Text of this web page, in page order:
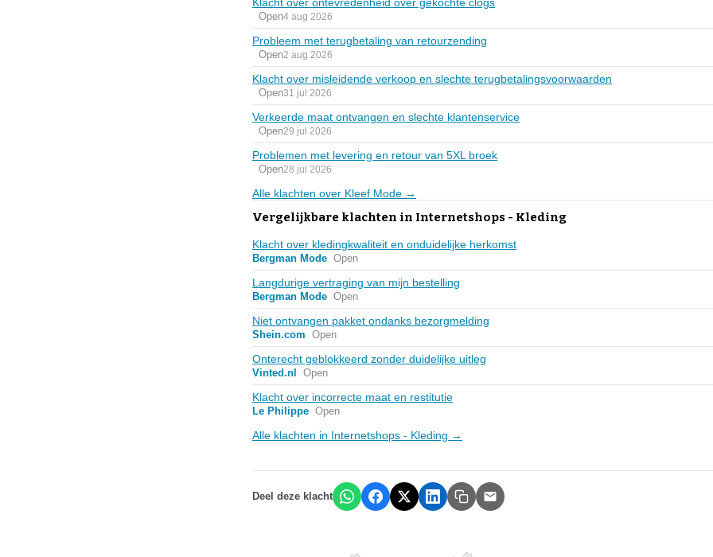
Open4 aug 2026
Probleem met terugbetaling van retourzending
Open2 aug 2026
Klacht over misleidende verkoop en slechte terugbetalingsvoorwaarden
Open31 jul 2026
Verkeerde maat ontvangen en slechte klantenservice
Open29 jul 2026
Problemen met levering en retour van 5XL broek
Open28 jul 2026
Alle klachten over Kleef Mode →
Vergelijkbare klachten in Internetshops - Kleding
Klacht over kledingkwaliteit en onduidelijke herkomst
Bergman Mode Open
Langdurige vertraging van mijn bestelling
Bergman Mode Open
Niet ontvangen pakket ondanks bezorgmelding
Shein.com Open
Onterecht geblokkeerd zonder duidelijke uitleg
Vinted.nl Open
Klacht over incorrecte maat en restitutie
Le Philippe Open
Alle klachten in Internetshops - Kleding →
Deel deze klacht